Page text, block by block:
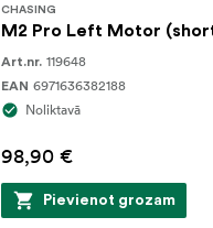
CHASING
M2 Pro Left Motor
Art.nr. 119648
EAN 6971636382188
Noliktavā
98,90 €
Pievienot grozam